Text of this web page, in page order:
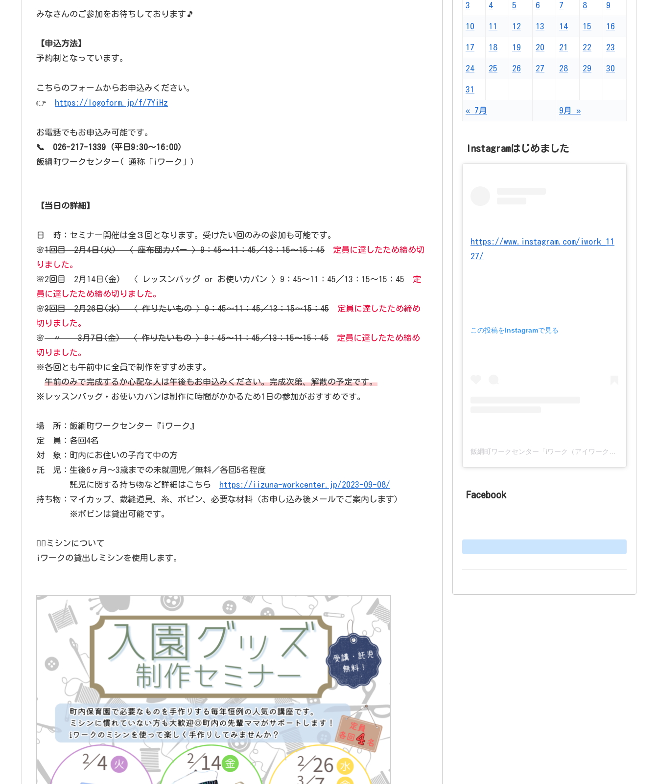
みなさんのご参加をお待ちしております🎵
【申込方法】
予約制となっています。
こちらのフォームからお申込みください。
👉 https://logoform.jp/f/7YiHz
お電話でもお申込み可能です。
📞 026-217-1339（平日9:30～16:00）
飯綱町ワークセンター( 通称「iワーク」）
【当日の詳細】
日 時：セミナー開催は全３回となります。受けたい回のみの参加も可能です。
🌸1回目 2月4日(火) 〈 座布団カバー 〉9：45～11：45／13：15～15：45
定員に達したため締め切
りました。
🌸2回目 2月14日(金) 〈 レッスンバッグ or お使いカバン 〉9：45～11：45／13：15～15：45
定
員に達したため締め切りました。
🌸3回目 2月26日(水) 〈 作りたいもの 〉9：45～11：45／13：15～15：45
定員に達したため締め
切りました。
🌸〃 3月7日(金) 〈 作りたいもの 〉9：45～11：45／13：15～15：45
定員に達したため締め
切りました。
※各回とも午前中に全員で制作をすすめます。
午前のみで完成するか心配な人は午後もお申込みください。完成次第、解散の予定です。
※レッスンバッグ・お使いカバンは制作に時間がかかるため1日の参加がおすすめです。
場 所：飯綱町ワークセンター『iワーク』
定 員：各回4名
対 象：町内にお住いの子育て中の方
託 児：生後6ヶ月～3歳までの未就園児／無料／各回5名程度
託児に関する持ち物など詳細はこちら https://iizuna-workcenter.jp/2023-09-08/
持ち物：マイカップ、裁縫道具、糸、ボビン、必要な材料（お申し込み後メールでご案内します）
※ボビンは貸出可能です。
💁‍♀️ミシンについて
iワークの貸出しミシンを使用します。
3 4 5 6 7 8 9
10 11 12 13 14 15 16
17 18 19 20 21 22 23
24 25 26 27 28 29 30
31
« 7月 9月 »
Instagramはじめました
https://www.instagram.com/iwork_11
27/
この投稿をInstagramで見る
Facebook